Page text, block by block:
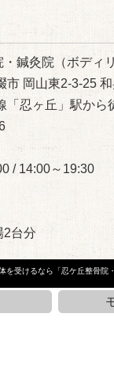
鍼灸院（ボディ
市 岡山東2-3-25
「忍ヶ丘」駅から
/ 14:00～19:30
2台分
を受けるなら「忍ケ丘整骨院